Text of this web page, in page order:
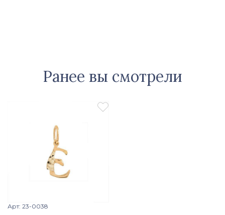
Ранее вы смотрели

 Просмотр изделия
Арт: 23-0038